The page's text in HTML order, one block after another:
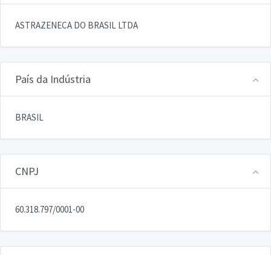
ASTRAZENECA DO BRASIL LTDA
País da Indústria
BRASIL
CNPJ
60.318.797/0001-00